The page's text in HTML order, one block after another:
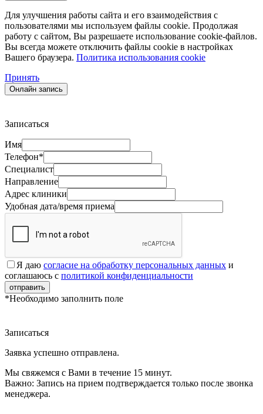
Для улучшения работы сайта и его взаимодействия с
пользователями мы используем файлы cookie. Продолжая
работу с сайтом, Вы разрешаете использование cookie-файлов.
Вы всегда можете отключить файлы cookie в настройках
Вашего браузера. Политика использования cookie
Принять
Oнлайн запись
Записаться
Имя
Телефон*
Специалист
Направление
Адрес клиники
Удобная дата/время приема
Я даю согласие на обработку персональных данных и
соглашаюсь с политикой конфиденциальности
отправить
*Необходимо заполнить поле
Записаться
Заявка успешно отправлена.
Мы свяжемся с Вами в течение 15 минут.
Важно: Запись на прием подтверждается только после звонка
менеджера.